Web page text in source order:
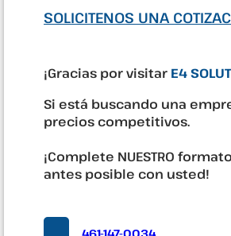
SOLICITENOS UNA
¡Gracias por visitar E4
Si está buscando una
precios competitivos.
¡Complete NUESTRO
antes posible con usted!
461-147-0034